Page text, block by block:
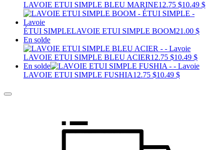
LAVOIE ETUI SIMPLE BLEU MARINE12.75 $10.49 $
ÉTUI SIMPLELAVOIE ETUI SIMPLE BOOM21.00 $
En solde
LAVOIE ETUI SIMPLE BLEU ACIER12.75 $10.49 $
En solde
LAVOIE ETUI SIMPLE FUSHIA12.75 $10.49 $